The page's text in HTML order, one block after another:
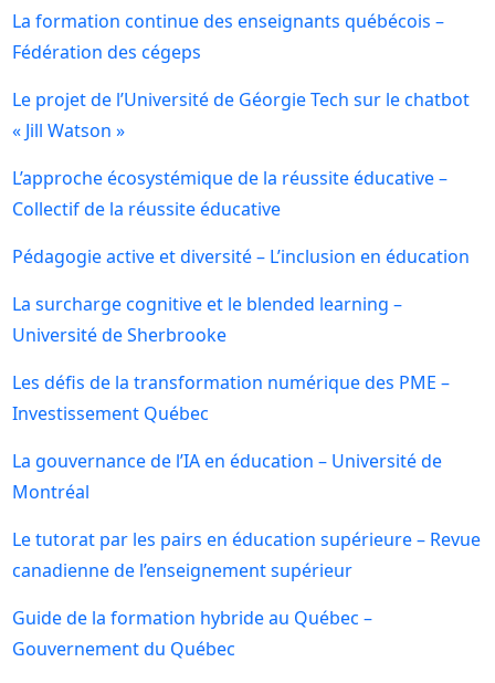
La formation continue des enseignants québécois –
Fédération des cégeps
Le projet de l’Université de Géorgie Tech sur le chatbot
« Jill Watson »
L’approche écosystémique de la réussite éducative –
Collectif de la réussite éducative
Pédagogie active et diversité – L’inclusion en éducation
La surcharge cognitive et le blended learning –
Université de Sherbrooke
Les défis de la transformation numérique des PME –
Investissement Québec
La gouvernance de l’IA en éducation – Université de
Montréal
Le tutorat par les pairs en éducation supérieure – Revue
canadienne de l’enseignement supérieur
Guide de la formation hybride au Québec –
Gouvernement du Québec